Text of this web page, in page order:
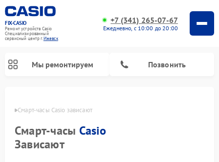
FIX-CASIO
Ремонт устройств Casio
Специализированный
cервисный центр г.Ижевск
+7 (341) 265-07-67
Ежедневно, с 10:00 до 20:00
Мы ремонтируем Позвонить
Смарт-часы Casio зависают
Смарт-часы Casio
Зависают